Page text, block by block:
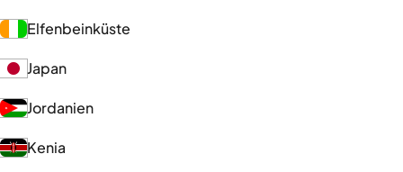
Elfenbeinküste
Japan
Jordanien
Kenia